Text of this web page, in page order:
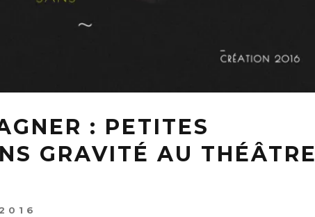
: PETITES
GRAVITÉ AU THÉÂTRE